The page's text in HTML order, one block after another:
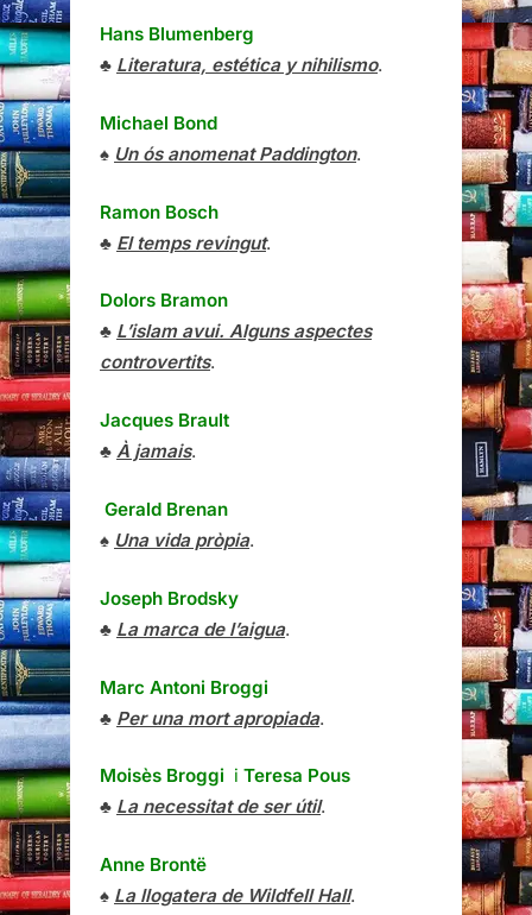
Hans Blumenberg
♣ Literatura, estética y nihilismo.
Michael Bond
♠ Un ós anomenat Paddington.
Ramon Bosch
♣ El temps revingut.
Dolors Bramon
♣ L’islam avui. Alguns aspectes
controvertits.
Jacques Brault
♣ À jamais.
Gerald Brenan
♠ Una vida pròpia.
Joseph Brodsky
♣ La marca de l’aigua.
Marc Antoni Broggi
♣ Per una mort apropiada.
Moisès Broggi i Teresa Pous
♣ La necessitat de ser útil.
Anne Brontë
♠ La llogatera de Wildfell Hall.